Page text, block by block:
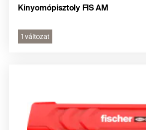
Kinyomópisztoly FIS AM
1 változat